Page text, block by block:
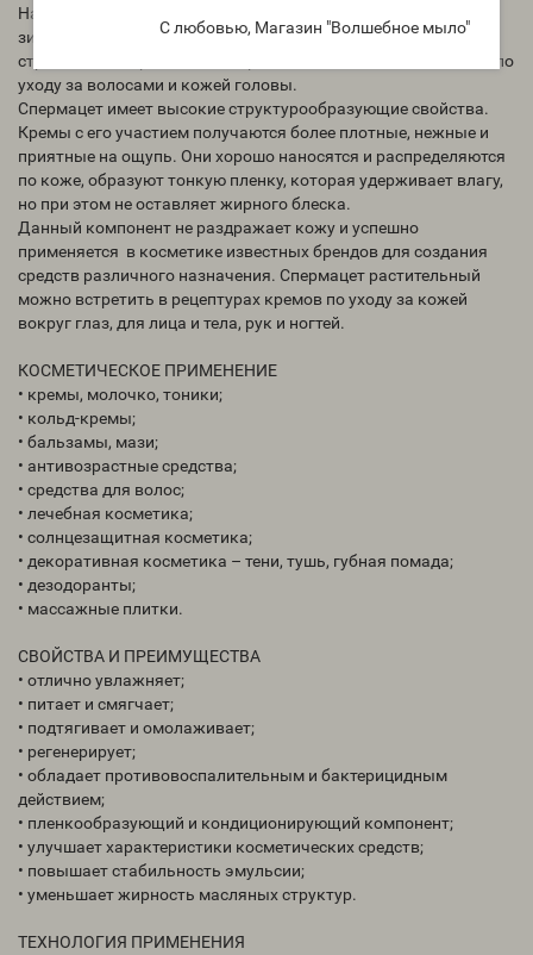
С любовью, Магазин "Волшебное мыло"
На базе цетилпальмитата изготавливают кольд-кремы –
зимние кремы для защиты от ветра и средства для людей
страдающих дерматитами. Применяется также в косметике по
уходу за волосами и кожей головы.
Спермацет имеет высокие структурообразующие свойства.
Кремы с его участием получаются более плотные, нежные и
приятные на ощупь. Они хорошо наносятся и распределяются
по коже, образуют тонкую пленку, которая удерживает влагу,
но при этом не оставляет жирного блеска.
Данный компонент не раздражает кожу и успешно
применяется в косметике известных брендов для создания
средств различного назначения. Спермацет растительный
можно встретить в рецептурах кремов по уходу за кожей
вокруг глаз, для лица и тела, рук и ногтей.
КОСМЕТИЧЕСКОЕ ПРИМЕНЕНИЕ
• кремы, молочко, тоники;
• кольд-кремы;
• бальзамы, мази;
• антивозрастные средства;
• средства для волос;
• лечебная косметика;
• солнцезащитная косметика;
• декоративная косметика – тени, тушь, губная помада;
• дезодоранты;
• массажные плитки.
СВОЙСТВА И ПРЕИМУЩЕСТВА
• отлично увлажняет;
• питает и смягчает;
• подтягивает и омолаживает;
• регенерирует;
• обладает противовоспалительным и бактерицидным
действием;
• пленкообразующий и кондиционирующий компонент;
• улучшает характеристики косметических средств;
• повышает стабильность эмульсии;
• уменьшает жирность масляных структур.
ТЕХНОЛОГИЯ ПРИМЕНЕНИЯ